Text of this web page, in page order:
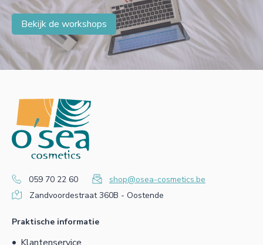
Bekijk de workshops
059 70 22 60
shop@osea-cosmetics.be
Zandvoordestraat 360B - Oostende
Praktische informatie